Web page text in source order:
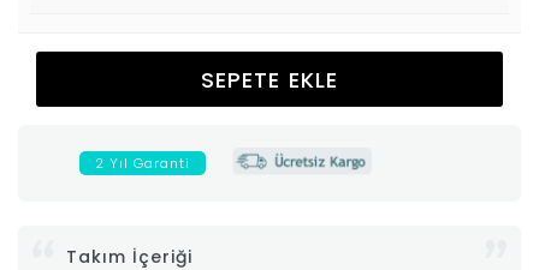
SEPETE EKLE
2 Yıl Garanti
Takım İçeriği